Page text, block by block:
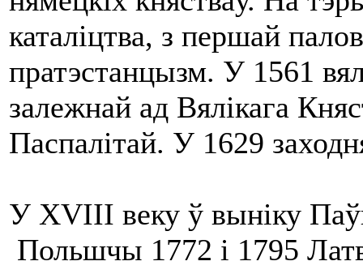
каталіцтва, з першай
пратэстанцызм. У 1561
залежнай ад Вялікага
Паспалітай. У 1629
У XVIII веку ў выніку
Польшчы 1772 і 1795